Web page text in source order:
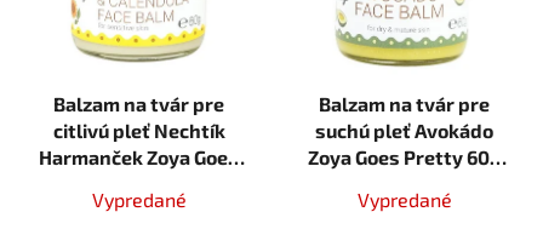
Balzam na tvár pre
citlivú pleť Nechtík
Harmanček Zoya Goes
Vypredané
Balzam na tvár pre
suchú pleť Avokádo
Zoya Goes Pretty 60g
Vypredané